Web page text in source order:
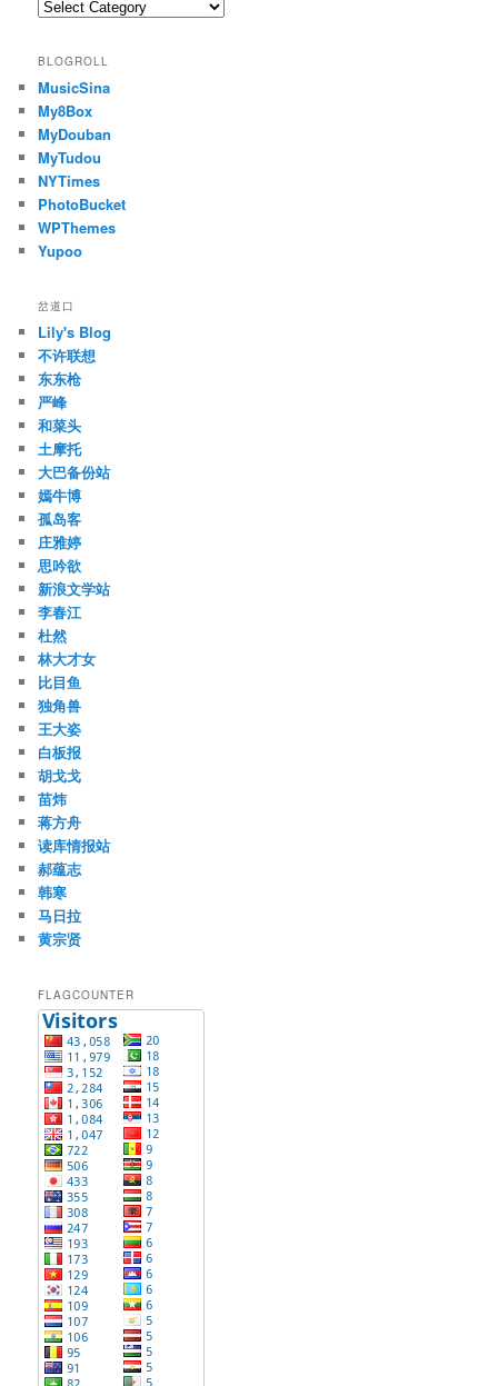
Categories
BLOGROLL
MusicSina
My8Box
MyDouban
MyTudou
NYTimes
PhotoBucket
WPThemes
Yupoo
岔道口
Lily's Blog
不许联想
东东枪
严峰
和菜头
土摩托
大巴备份站
嫣牛博
孤岛客
庄雅婷
思吟欲
新浪文学站
李春江
杜然
林大才女
比目鱼
独角兽
王大姿
白板报
胡戈戈
苗炜
蒋方舟
读库情报站
郝蕴志
韩寒
马日拉
黄宗贤
FLAGCOUNTER